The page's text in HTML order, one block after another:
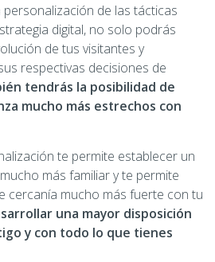
de las tácticas
digital, no solo podrás
de tus visitantes y
respectivas decisiones de
tendrás la posibilidad de
mucho más estrechos con
te permite establecer un
más familiar y te permite
cercanía mucho más fuerte con tu
una mayor disposición
y con todo lo que tienes